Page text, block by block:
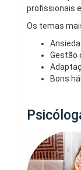
profissionais
Os temas
Gestão
Bons